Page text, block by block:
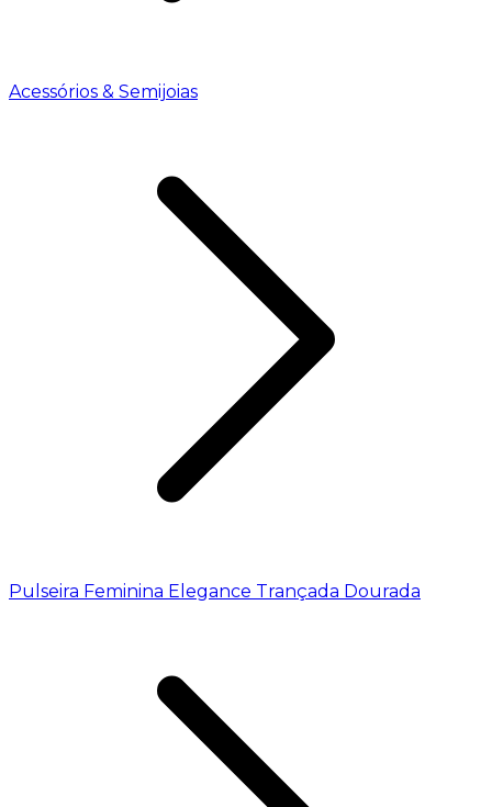
Acessórios & Semijoias
Pulseira Feminina Elegance Trançada Dourada